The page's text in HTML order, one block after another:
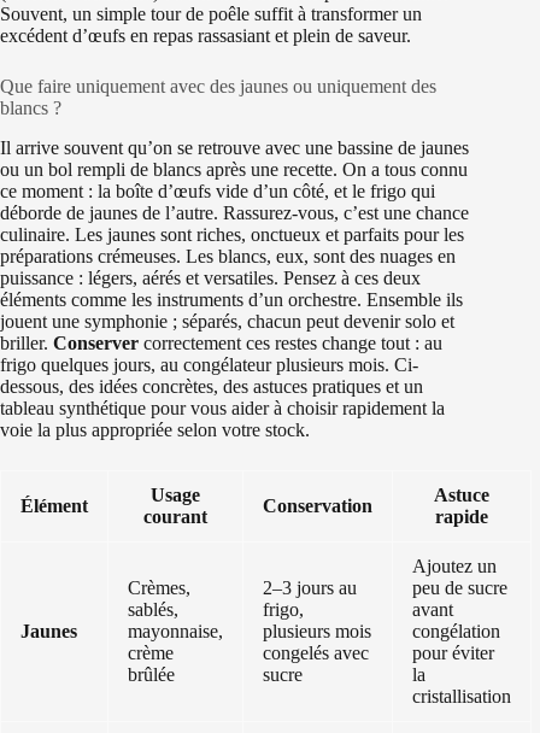
Souvent, un simple tour de poêle suffit à transformer un
excédent d’œufs en repas rassasiant et plein de saveur.
Que faire uniquement avec des jaunes ou uniquement des
blancs ?
Il arrive souvent qu’on se retrouve avec une bassine de jaunes
ou un bol rempli de blancs après une recette. On a tous connu
ce moment : la boîte d’œufs vide d’un côté, et le frigo qui
déborde de jaunes de l’autre. Rassurez-vous, c’est une chance
culinaire. Les jaunes sont riches, onctueux et parfaits pour les
préparations crémeuses. Les blancs, eux, sont des nuages en
puissance : légers, aérés et versatiles. Pensez à ces deux
éléments comme les instruments d’un orchestre. Ensemble ils
jouent une symphonie ; séparés, chacun peut devenir solo et
briller. Conserver correctement ces restes change tout : au
frigo quelques jours, au congélateur plusieurs mois. Ci-
dessous, des idées concrètes, des astuces pratiques et un
tableau synthétique pour vous aider à choisir rapidement la
voie la plus appropriée selon votre stock.
Élément
Usage
courant
Conservation
Astuce
rapide
Jaunes
Crèmes,
sablés,
mayonnaise,
crème
brûlée
2–3 jours au
frigo,
plusieurs mois
congelés avec
sucre
Ajoutez un
peu de sucre
avant
congélation
pour éviter
la
cristallisation